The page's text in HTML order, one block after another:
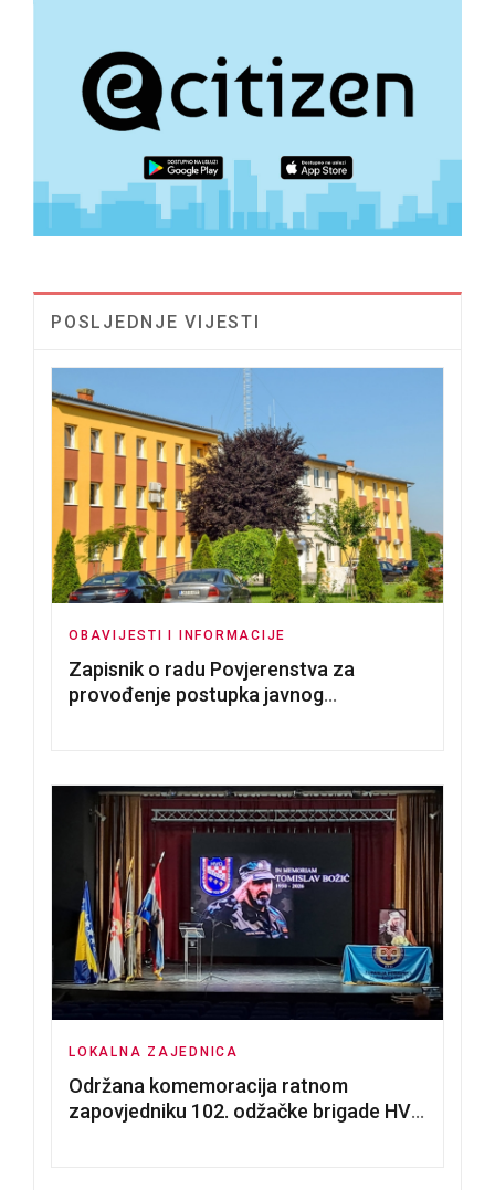
POSLJEDNJE VIJESTI
OBAVIJESTI I INFORMACIJE
Zapisnik o radu Povjerenstva za
provođenje postupka javnog
LOKALNA ZAJEDNICA
Održana komemoracija ratnom
zapovjedniku 102. odžačke brigade HVO